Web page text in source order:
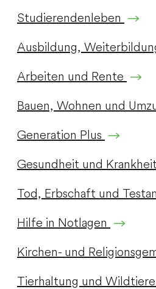
Studierendenleben
Ausbildung,
Arbeiten und Rente
Bauen, Wohnen und
Generation Plus
Gesundheit und Krankheit
Tod, Erbschaft und
Hilfe in Notlagen
Kirchen- und
Tierhaltung und Wildtiere